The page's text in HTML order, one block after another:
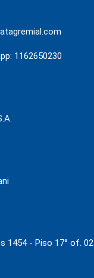
1162650230
1454 - Piso 17° of. 02